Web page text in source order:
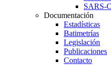
SARS-
Documentación
Estadísticas
Batimetrías
Legislación
Publicaciones
Contacto